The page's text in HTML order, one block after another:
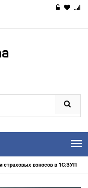
страховых взносов в 1С:ЗУП